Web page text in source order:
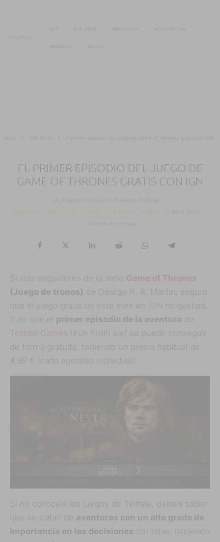
2K DRIVE
REBAJAS XCOM
App Store El primer episodio del juego de Game of Thrones gratis con IGN
EL PRIMER EPISODIO DEL JUEGO DE
GAME OF THRONES GRATIS CON IGN
App Store
Gratis iPad iPhone iPod Touch Juegos
Si sois seguidores de la serie Game of Thrones
(Juego de tronos) de George R. R. Martin, seguro
que el juego gratis de este mes en IGN os gustará.
Y es que el primer episodio de la aventura de
Telltale Games (Iron From Ice) se puede conseguir
de forma gratuita, teniendo un precio habitual de
4,99 € (cada episodio individual).
Si no conocéis los juegos de Telltale, debéis saber
que se tratan de aventuras con un alto grado de
importancia en las decisiones tomadas, haciendo